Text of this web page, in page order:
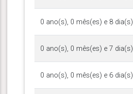
0 ano(s), 0 mês(es) e 8 dia(s)
0 ano(s), 0 mês(es) e 7 dia(s)
0 ano(s), 0 mês(es) e 6 dia(s)